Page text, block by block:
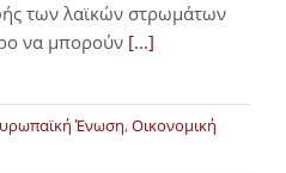
των λαϊκών στρωμάτων
να μπορούν [...]
Ένωση,Οικονομική